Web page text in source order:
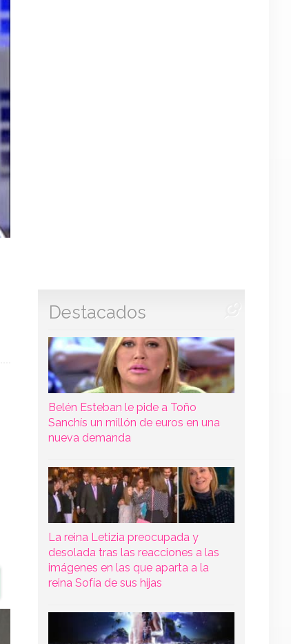
Destacados
Belén Esteban le pide a Toño
Sanchís un millón de euros en una
nueva demanda
La reina Letizia preocupada y
desolada tras las reacciones a las
imágenes en las que aparta a la
reina Sofía de sus hijas